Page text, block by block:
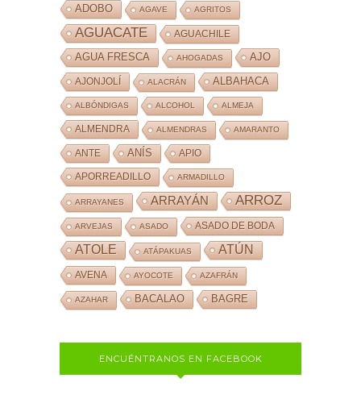
ADOBO AGAVE AGRITOS
AGUACATE AGUACHILE
AGUA FRESCA AHOGADAS AJO
AJONJOLÍ ALACRÁN ALBAHACA
ALBÓNDIGAS ALCOHOL ALMEJA
ALMENDRA ALMENDRAS AMARANTO
ANTE ANÍS APIO
APORREADILLO ARMADILLO
ARRAYANES ARRAYÁN ARROZ
ARVEJAS ASADO ASADO DE BODA
ATOLE ATÁPAKUAS ATÚN
AVENA AYOCOTE AZAFRÁN
AZAHAR BACALAO BAGRE
ENCUÉNTRANOS EN FACEBOOK